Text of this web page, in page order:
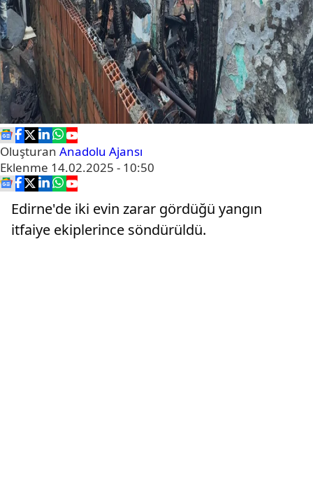
Oluşturan Anadolu Ajansı
Eklenme 14.02.2025 - 10:50
Edirne'de iki evin zarar gördüğü yangın
itfaiye ekiplerince söndürüldü.